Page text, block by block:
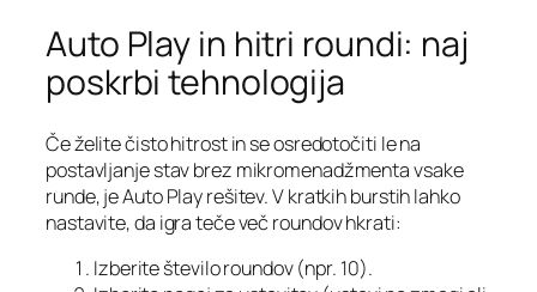
Auto Play in hitri roundi: naj
poskrbi tehnologija
Če želite čisto hitrost in se osredotočiti le na
postavljanje stav brez mikromenadžmenta vsake
runde, je Auto Play rešitev. V kratkih burstih lahko
nastavite, da igra teče več roundov hkrati:
Izberite število roundov (npr. 10).